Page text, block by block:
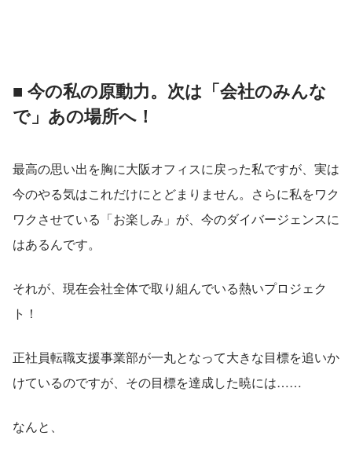
■ 今の私の原動力。次は「会社のみんな
で」あの場所へ！
最高の思い出を胸に大阪オフィスに戻った私ですが、実は
今のやる気はこれだけにとどまりません。さらに私をワク
ワクさせている「お楽しみ」が、今のダイバージェンスに
はあるんです。
それが、現在会社全体で取り組んでいる熱いプロジェク
ト！
正社員転職支援事業部が一丸となって大きな目標を追いか
けているのですが、その目標を達成した暁には……
なんと、